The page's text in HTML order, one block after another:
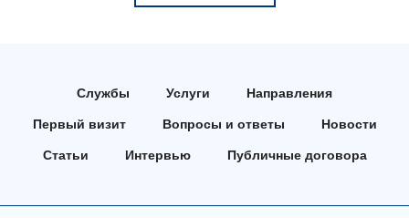
Терапия
Травматологическое отделение
Урологическое отделение
Службы Услуги Направления
Первый визит Вопросы и ответы Новости
Статьи Интервью Публичные договора